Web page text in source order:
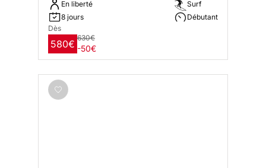
En liberté
8 jours
Surf
Débutant
Dès
580€
630€
-50€